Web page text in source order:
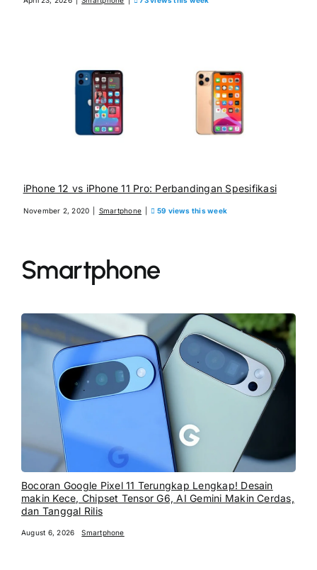
iPhone 12 vs iPhone 11 Pro: Perbandingan Spesifikasi
November 2, 2020 Smartphone 59 views this week
Smartphone
Bocoran Google Pixel 11 Terungkap Lengkap! Desain
makin Kece, Chipset Tensor G6, AI Gemini Makin Cerdas,
dan Tanggal Rilis
August 6, 2026 Smartphone